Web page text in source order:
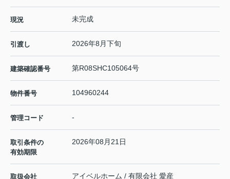
現況 未完成
引渡し 2026年8月下旬
建築確認番号 第R08SHC105064号
物件番号 104960244
管理コード -
取引条件の
有効期限
2026年08月21日
取扱会社
アイベルホーム / 有限会社 愛産